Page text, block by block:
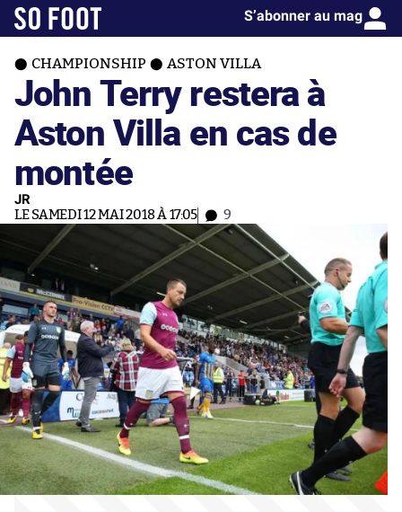
S’abonner au mag
CHAMPIONSHIP ASTON VILLA
John Terry restera à
Aston Villa en cas de
montée
JR
LE SAMEDI 12 MAI 2018 À 17:05 9